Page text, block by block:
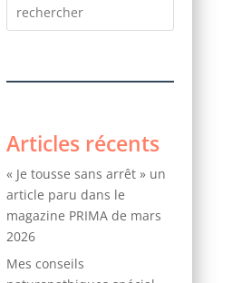
Articles récents
« Je tousse sans arrêt » un
article paru dans le
magazine PRIMA de mars
2026
Mes conseils